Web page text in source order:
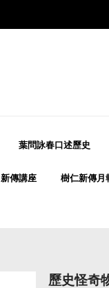
葉問詠春口述歷史
新傳講座 樹仁新傳月
歷史怪奇